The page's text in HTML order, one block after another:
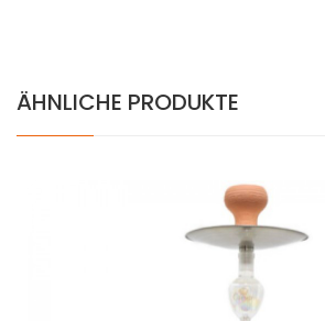
ÄHNLICHE PRODUKTE